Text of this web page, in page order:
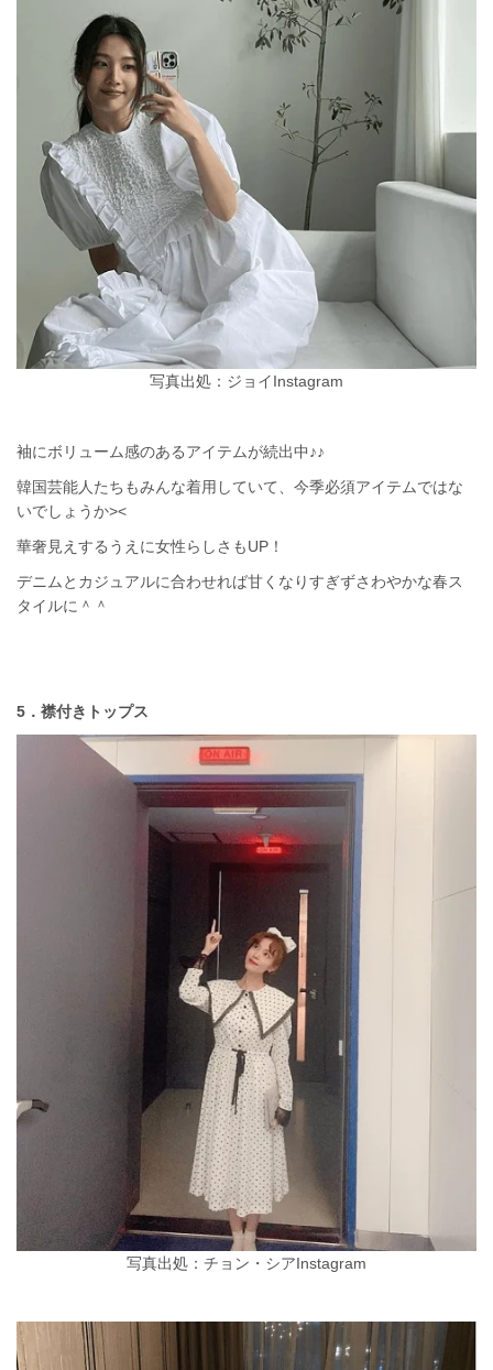
写真出処：ジョイInstagram
袖にボリューム感のあるアイテムが続出中♪♪
韓国芸能人たちもみんな着用していて、今季必須アイテムではな
いでしょうか><
華奢見えするうえに女性らしさもUP！
デニムとカジュアルに合わせれば甘くなりすぎずさわやかな春ス
タイルに＾＾
5．襟付きトップス
写真出処：チョン・シアInstagram